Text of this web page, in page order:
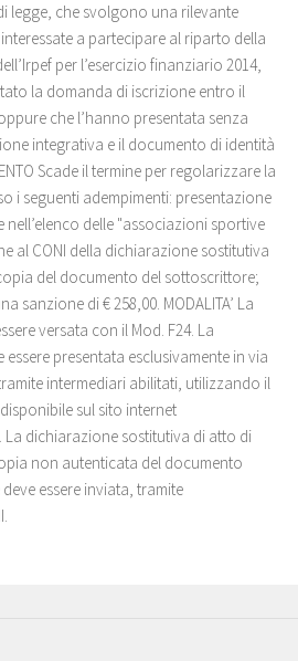
legge, che svolgono una rilevante
a partecipare al riparto della
per l’esercizio finanziario 2014,
la domanda di iscrizione entro il
che l’hanno presentata senza
integrativa e il documento di identità
Scade il termine per regolarizzare la
i seguenti adempimenti: presentazione
delle "associazioni sportive
al CONI della dichiarazione sostitutiva
del documento del sottoscrittore;
sanzione di € 258,00. MODALITA’ La
versata con il Mod. F24. La
presentata esclusivamente in via
intermediari abilitati, utilizzando il
sul sito internet
dichiarazione sostitutiva di atto di
non autenticata del documento
essere inviata, tramite